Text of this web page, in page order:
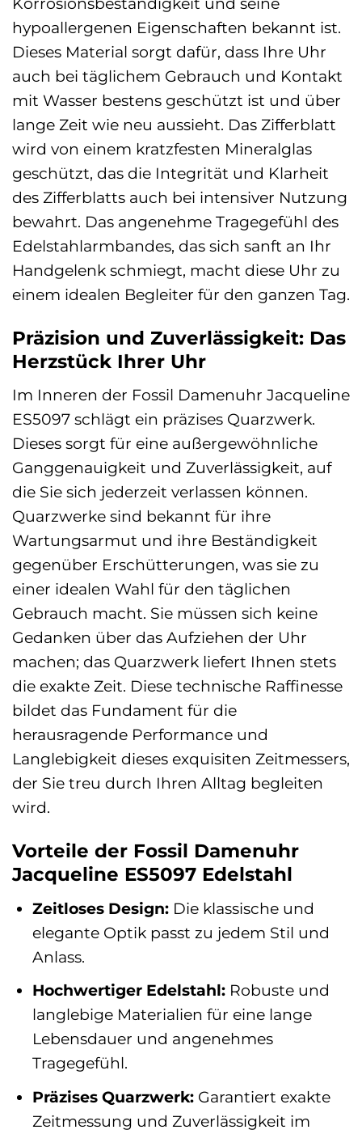
hypoallergenen Eigenschaften bekannt ist.
Dieses Material sorgt dafür, dass Ihre Uhr
auch bei täglichem Gebrauch und Kontakt
mit Wasser bestens geschützt ist und über
lange Zeit wie neu aussieht. Das Zifferblatt
wird von einem kratzfesten Mineralglas
geschützt, das die Integrität und Klarheit
des Zifferblatts auch bei intensiver Nutzung
bewahrt. Das angenehme Tragegefühl des
Edelstahlarmbandes, das sich sanft an Ihr
Handgelenk schmiegt, macht diese Uhr zu
einem idealen Begleiter für den ganzen Tag.
Präzision und Zuverlässigkeit: Das
Herzstück Ihrer Uhr
Im Inneren der Fossil Damenuhr Jacqueline
ES5097 schlägt ein präzises Quarzwerk.
Dieses sorgt für eine außergewöhnliche
Ganggenauigkeit und Zuverlässigkeit, auf
die Sie sich jederzeit verlassen können.
Quarzwerke sind bekannt für ihre
Wartungsarmut und ihre Beständigkeit
gegenüber Erschütterungen, was sie zu
einer idealen Wahl für den täglichen
Gebrauch macht. Sie müssen sich keine
Gedanken über das Aufziehen der Uhr
machen; das Quarzwerk liefert Ihnen stets
die exakte Zeit. Diese technische Raffinesse
bildet das Fundament für die
herausragende Performance und
Langlebigkeit dieses exquisiten Zeitmessers,
der Sie treu durch Ihren Alltag begleiten
wird.
Vorteile der Fossil Damenuhr
Jacqueline ES5097 Edelstahl
Zeitloses Design:Die klassische und
elegante Optik passt zu jedem Stil und
Anlass.
Hochwertiger Edelstahl:Robuste und
langlebige Materialien für eine lange
Lebensdauer und angenehmes
Tragegefühl.
Präzises Quarzwerk:Garantiert exakte
Zeitmessung und Zuverlässigkeit im